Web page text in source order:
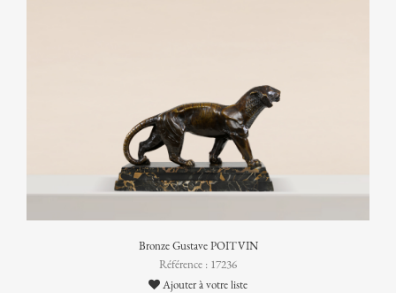
Bronze Gustave POITVIN
Référence : 17236
Ajouter à votre liste